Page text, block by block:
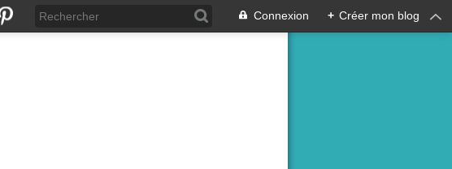
Connexion + Créer mon blog